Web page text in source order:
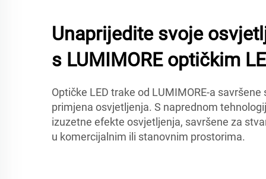
Unaprijedite svoje
s LUMIMORE optičkim
Optičke LED trake od LUMIMORE-a
primjena osvjetljenja. S naprednom
izuzetne efekte osvjetljenja, savršene za
u komercijalnim ili stanovnim prostorima.